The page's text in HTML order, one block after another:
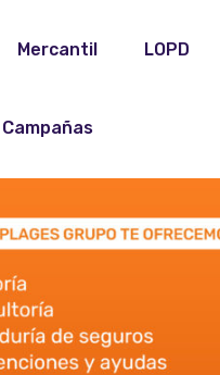
Mercantil LOPD
Campañas